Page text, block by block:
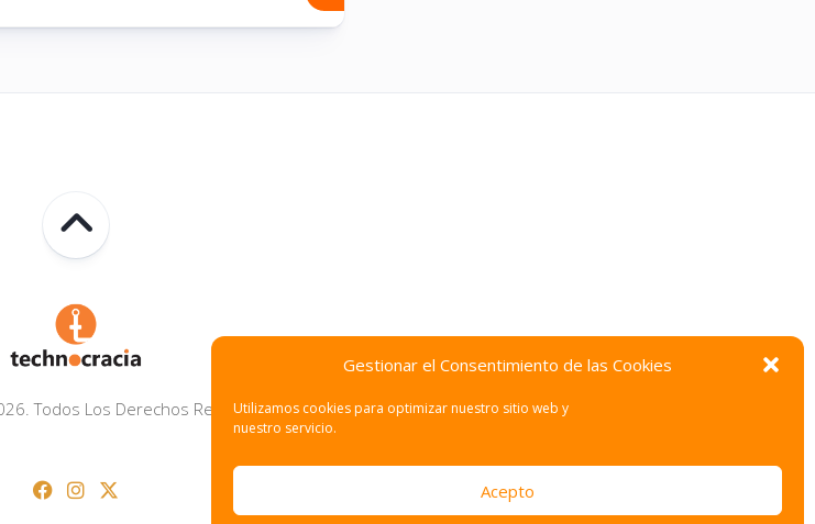
Gestionar el Consentimiento de las Cookies
Utilizamos cookies para optimizar nuestro sitio web y
nuestro servicio.
Acepto
Todos Los Derechos Reservados.